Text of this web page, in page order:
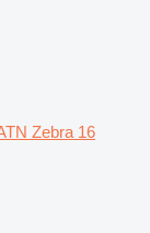
Zebra 16